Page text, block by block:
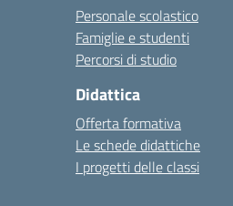
Personale scolastico
Famiglie e studenti
Percorsi di studio
Didattica
Offerta formativa
Le schede didattiche
I progetti delle classi